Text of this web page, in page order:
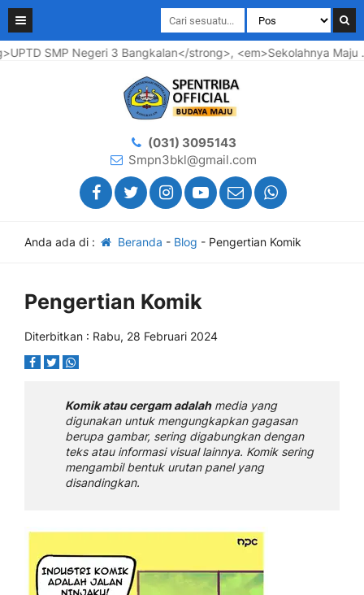
SMP Negeri 3 Bangkalan</strong>, <em>Sekolahnya Maju ....
(031) 3095143
Smpn3bkl@gmail.com
Anda ada di : Beranda - Blog - Pengertian Komik
Pengertian Komik
Diterbitkan : Rabu, 28 Februari 2024
Komik atau cergam adalahmedia yang
digunakan untuk mengungkapkan gagasan
berupa gambar, sering digabungkan dengan
teks atau informasi visual lainnya. Komik sering
mengambil bentuk urutan panel yang
disandingkan.